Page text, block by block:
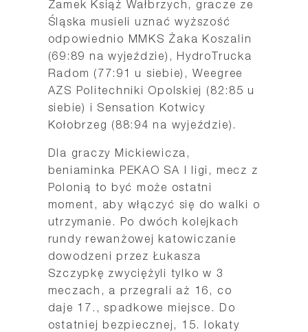
Zamek Książ Wałbrzych, gracze ze
Śląska musieli uznać wyższość
odpowiednio MMKS Żaka Koszalin
(69:89 na wyjeździe), HydroTrucka
Radom (77:91 u siebie), Weegree
AZS Politechniki Opolskiej (82:85 u
siebie) i Sensation Kotwicy
Kołobrzeg (88:94 na wyjeździe).
Dla graczy Mickiewicza,
beniaminka PEKAO SA I ligi, mecz z
Polonią to być może ostatni
moment, aby włączyć się do walki o
utrzymanie. Po dwóch kolejkach
rundy rewanżowej katowiczanie
dowodzeni przez Łukasza
Szczypkę zwyciężyli tylko w 3
meczach, a przegrali aż 16, co
daje 17., spadkowe miejsce. Do
ostatniej bezpiecznej, 15. lokaty